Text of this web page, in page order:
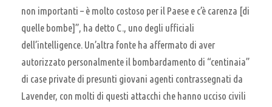
non importanti – è molto costoso per il Paese e c’è carenza [di
quelle bombe]”, ha detto C., uno degli ufficiali
dell’intelligence. Un’altra fonte ha affermato di aver
autorizzato personalmente il bombardamento di “centinaia”
di case private di presunti giovani agenti contrassegnati da
Lavender, con molti di questi attacchi che hanno ucciso civili